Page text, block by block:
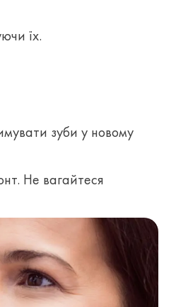
їх.
зуби у новому
Не вагайтеся